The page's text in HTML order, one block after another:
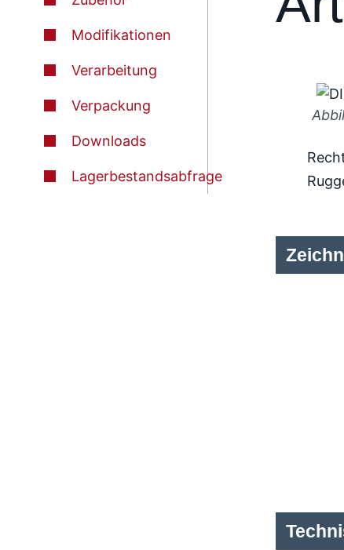
Modifikationen
Verarbeitung
Verpackung
Downloads
Lagerbestandsabfrage